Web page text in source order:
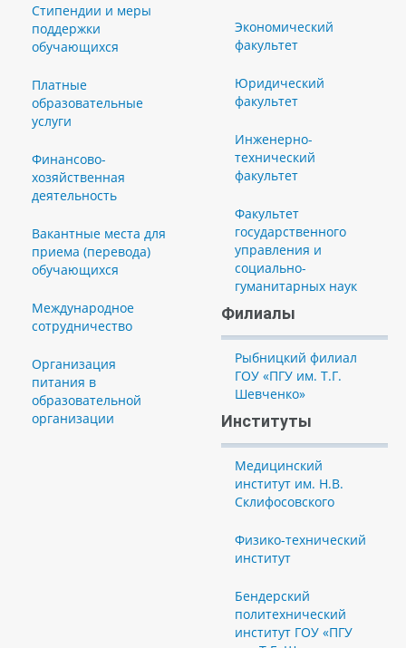
Стипендии и меры
поддержки
обучающихся
Платные
образовательные
услуги
Финансово-
хозяйственная
деятельность
Вакантные места для
приема (перевода)
обучающихся
Международное
сотрудничество
Организация
питания в
образовательной
организации
Экономический
факультет
Юридический
факультет
Инженерно-
технический
факультет
Факультет
государственного
управления и
социально-
гуманитарных наук
Филиалы
Рыбницкий филиал
ГОУ «ПГУ им. Т.Г.
Шевченко»
Институты
Медицинский
институт им. Н.В.
Склифосовского
Физико-технический
институт
Бендерский
политехнический
институт ГОУ «ПГУ